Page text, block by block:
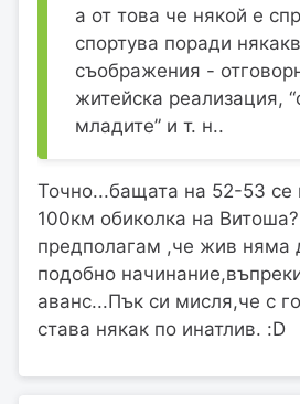
а от това че някой е
спортува поради
съображения -
житейска реализация,
младите” и т. н..
Точно...бащата на 52-53 се
100км обиколка на
предполагам ,че жив няма
подобно
аванс...Пък си мисля,че с
става някак по инатлив. :D